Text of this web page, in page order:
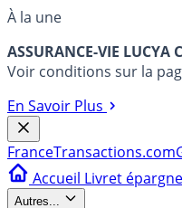
À la une
ASSURANCE-VIE LUCYA
Voir conditions sur la
En Savoir Plus
FranceTransactions.com
Accueil Livret épargne
Autres...